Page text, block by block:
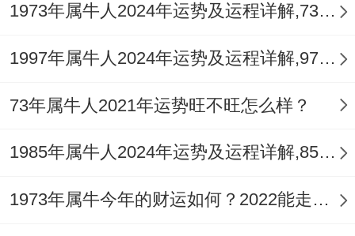
1973年属牛人2024年运势及运程详解,73年出生51岁肖牛人在2024全年每月运势完整版
1997年属牛人2024年运势及运程详解,97年出生27岁肖牛人在2024全年每月运势完整版
73年属牛人2021年运势旺不旺怎么样？
1985年属牛人2024年运势及运程详解,85年出生39岁肖牛人在2024全年每月运势完整版
1973年属牛今年的财运如何？2022能走大运吗？